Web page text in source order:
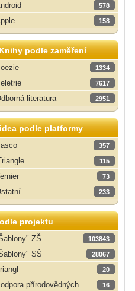
578
158
podle zaměření
1334
7617
literatura 2951
podle platformy
357
115
73
233
projektu
ZŠ
103843
SŠ 28067
20
přírodovědných
16